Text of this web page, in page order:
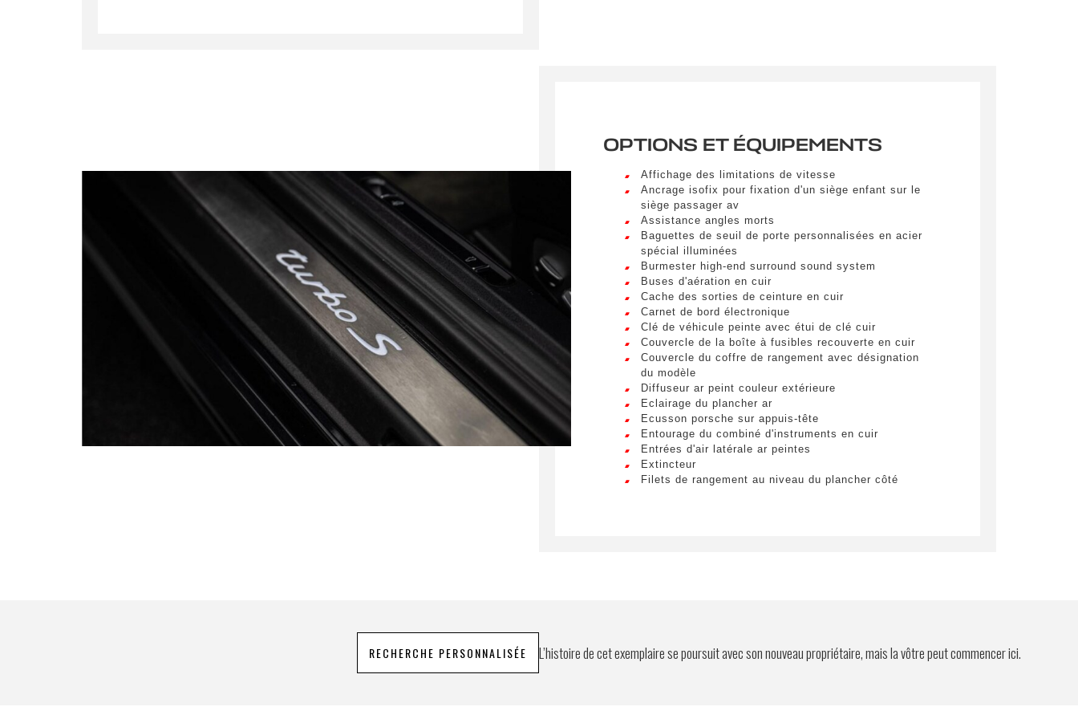
OPTIONS ET ÉQUIPEMENTS
Affichage des limitations de vitesse
Ancrage isofix pour fixation d'un siège enfant sur le
siège passager av
Assistance angles morts
Baguettes de seuil de porte personnalisées en acier
spécial illuminées
Burmester high-end surround sound system
Buses d'aération en cuir
Cache des sorties de ceinture en cuir
Carnet de bord électronique
Clé de véhicule peinte avec étui de clé cuir
Couvercle de la boîte à fusibles recouverte en cuir
Couvercle du coffre de rangement avec désignation
du modèle
Diffuseur ar peint couleur extérieure
Eclairage du plancher ar
Ecusson porsche sur appuis-tête
Entourage du combiné d'instruments en cuir
Entrées d'air latérale ar peintes
Extincteur
Filets de rangement au niveau du plancher côté
Pack design éclairage
Pack fumeur (cendrier et allume-cigares)
RECHERCHE PERSONNALISÉE L’histoire de cet exemplaire se poursuit avec son nouveau propriétaire, mais la vôtre peut commencer ici.